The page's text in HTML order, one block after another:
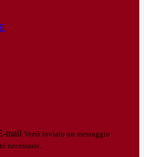
mail Verrà inviato un messaggio
necessarie.